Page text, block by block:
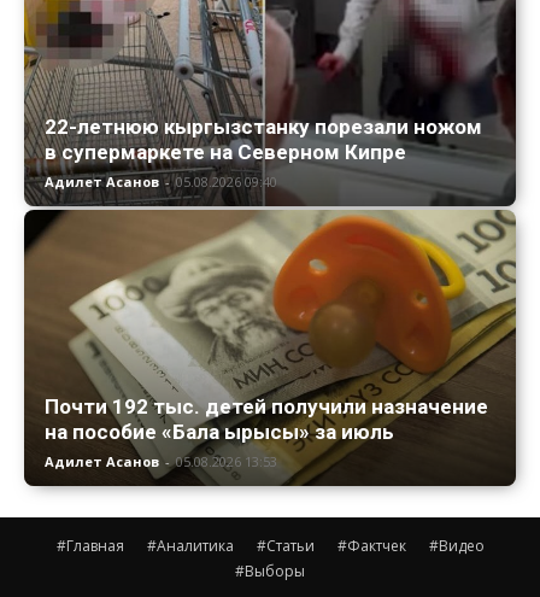
22-летнюю кыргызстанку порезали ножом
в супермаркете на Северном Кипре
Адилет Асанов - 05.08.2026 09:40
Почти 192 тыс. детей получили назначение
на пособие «Бала ырысы» за июль
Адилет Асанов - 05.08.2026 13:53
#Главная #Аналитика #Статьи #Фактчек
#Видео
#Выборы